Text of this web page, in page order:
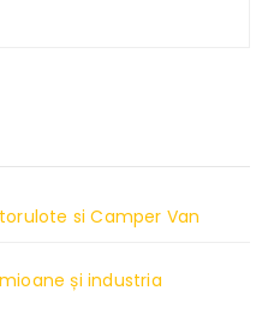
si Camper Van
și industria